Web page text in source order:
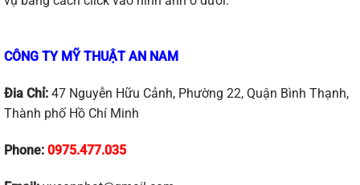
CÔNG TY MỸ THUẬT AN NAM
Đia Chỉ: 47 Nguyễn Hữu Cảnh, Phường 22, Quận Bình Thạnh,
Thành phố Hồ Chí Minh
Phone: 0975.477.035